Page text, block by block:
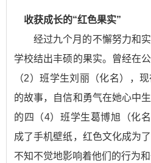
收获成长的“红色果实”
经过九个月的不懈努力和
学校结出丰硕的果实。曾经在
（2）班学生刘丽（化名），
的故事，自信和勇气在她心中
的四（4）班学生葛博旭（化
成了手机壁纸，红色文化成为
不知不觉地影响着他们的行为和